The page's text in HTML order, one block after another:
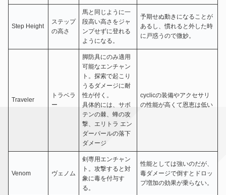
Step Height
ステップ
の高さ
馬と同じように一
段高い高さをジャ
ンプせずに登れる
ようになる。
予期せぬ動きになることが
あるし、慣れると外した時
に戸惑うので微妙。
Traveler
トラベラ
ー
脚防具にのみ適用
可能なエンチャン
ト。探索で起こり
うるダメージに耐
性が付く。
具体的には、サボ
テンの棘、蜂の攻
撃、エリトラ エン
ダーパールの落下
ダメージ
cyclicの装備やアクセサリ
の性能が高くて恩恵は低い
Venom ヴェノム
剣専用エンチャン
ト。攻撃すると対
象に毒を付与す
る。
性能としては強いのだが、
毒ダメージで倒すとドロッ
プ増加の効果が乗らない。